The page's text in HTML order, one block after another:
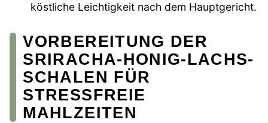
köstliche Leichtigkeit nach dem Hauptgericht.
VORBEREITUNG DER
SRIRACHA-HONIG-LACHS-
SCHALEN FÜR
STRESSFREIE
MAHLZEITEN